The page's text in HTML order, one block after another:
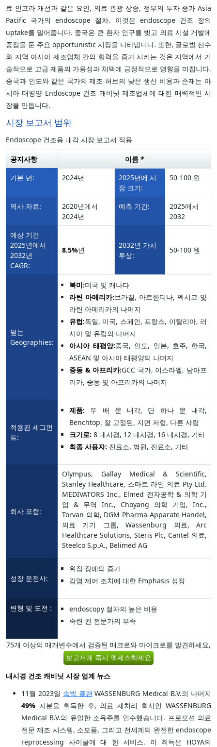
료 인프라 개선과 같은 요인, 의료 관광 상승, 정부의 투자 증가 Asia
Pacific 국가의 endoscope 절차. 이것은 endoscope 건조 장의
uptake를 밀어줍니다. 중국은 큰 환자 인구를 빚고 의료 시설 개발에
중점을 둔 주요 opportunistic 시장을 나타냅니다. 또한, 글로벌 선수
와 지역 아시아 제조업체 간의 협력을 증가 시키는 것은 지역에서 기
술적으로 고급 제품의 가용성과 채택에 긍정적으로 영향을 미칩니다.
중국과 인도와 같은 국가의 제조 허브의 낮은 생산 비용과 존재는 아
시아 태평양 Endoscope 건조 캐비닛 제조업체에 대한 매력적인 시
장을 만듭니다.
시장 보고서 범위
Endoscope 건조용 내각 시장 보고서 적용
공지사항
이름 *
기본 년:
2024년
2025년에 시
장 크기:
50-100 원
역사 자료:
2020년에서
2024년
예측 기간:
2025에서
2032
예상 기간
2025년에서
2032년
CAGR:
8.5%년
2032년 가치
투상:
50-100 원
덮는
Geographies:
북미:미국 및 캐나다
라틴 아메리카:브라질, 아르헨티나, 멕시코 및
라틴 아메리카의 나머지
유럽:독일, 미국, 스페인, 프랑스, 이탈리아, 러
시아 및 유럽의 나머지
아시아 태평양:중국, 인도, 일본, 호주, 한국,
ASEAN 및 아시아 태평양의 나머지
중동 & 아프리카:GCC 국가, 이스라엘, 남아프
리카, 중동 및 아프리카의 나머지
적용된 세그먼
트:
제품: 두 배 문 내각, 단 하나 문 내각,
Benchtop, 잘 고정된, 지면 저항, 다른 사람
크기로: 8 내시경, 12 내시경, 16 내시경, 기타
최종 사용자: 진료소, 병원, 진료소, 기타
회사 포함:
Olympus, Gallay Medical & Scientific,
Stanley Healthcare, 스마트 라인 의료 Pty Ltd.
MEDIVATORS Inc., Elmed 전자공학 & 의학 기
업 & 무역 Inc., Choyang 의학 기업, Inc.,
Torvan 의학, DGM Pharma-Apparate Handel,
의료 기기 그룹, Wassenburg 의료, Arc
Healthcare Solutions, Steris Plc, Cantel 의료,
Steelco S.p.A., Belimed AG
성장 운전사:
위장 장애의 증가
감염 제어 조치에 대한 Emphasis 성장
변형 및 도전 :
endoscopy 절차의 높은 비용
숙련 된 전문가의 부족
75개 이상의 매개변수에서 검증된 매크로와 마이크로를 발견하세요,
보고서에 즉시 액세스하세요
내시경 건조 캐비닛 시장 업계 뉴스
11월 2023일 숙박 플랜 WASSENBURG Medical B.V.의 나머지
49% 지분을 취득한 후, 의료 재처리 회사인 WASSENBURG
Medical B.V.의 유일한 소유주를 인수했습니다. 프로모션 의료
전문 제조 시스템, 소모품, 그리고 전세계의 완전한 endoscope
reprocessing 사이클에 대 한 서비스. 이 취득은 HOYA의